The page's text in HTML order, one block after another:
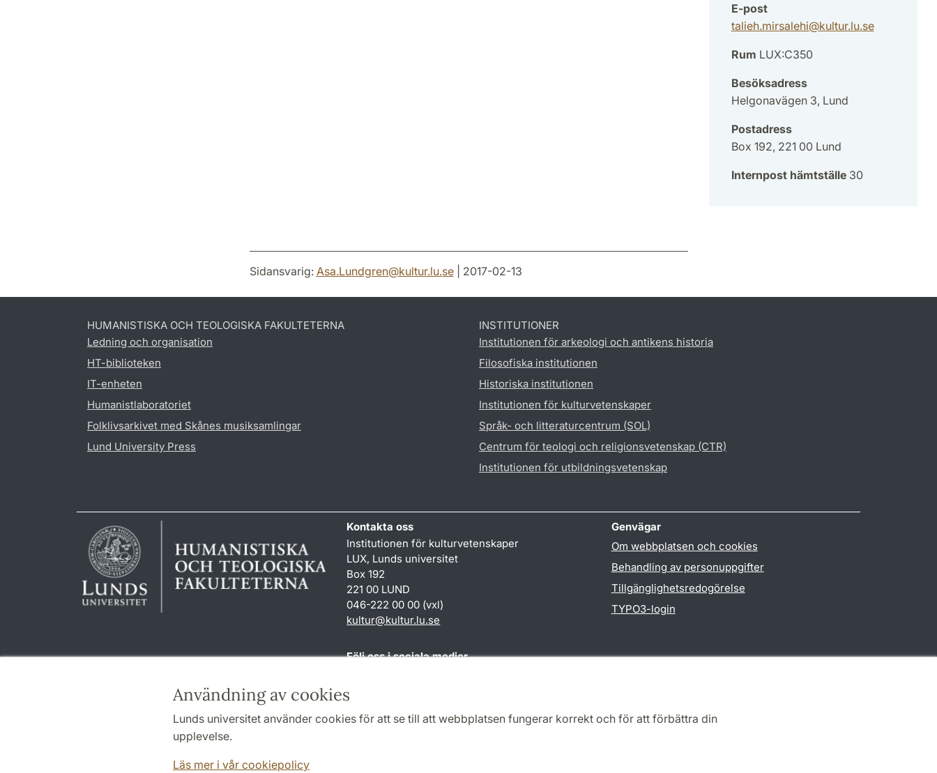
Användning av cookies
Lunds universitet använder cookies för att se till att webbplatsen fungerar korrekt och för att förbättra din
upplevelse.
Läs mer i vår cookiepolicy
E-post
talieh.mirsalehi@kultur.lu.se
Rum LUX:C350
Besöksadress
Helgonavägen 3, Lund
Postadress
Box 192, 221 00 Lund
Internpost hämtställe30
Sidansvarig: Asa.Lundgren@kultur.lu.se| 2017-02-13
HUMANISTISKA OCH TEOLOGISKA FAKULTETERNA
Ledning och organisation
HT-biblioteken
IT-enheten
Humanistlaboratoriet
Folklivsarkivet med Skånes musiksamlingar
Lund University Press
INSTITUTIONER
Institutionen för arkeologi och antikens historia
Filosofiska institutionen
Historiska institutionen
Institutionen för kulturvetenskaper
Språk- och litteraturcentrum (SOL)
Centrum för teologi och religionsvetenskap (CTR)
Institutionen för utbildningsvetenskap
Kontakta oss
Institutionen för kulturvetenskaper
LUX, Lunds universitet
Box 192
221 00 LUND
046-222 00 00 (vxl)
kultur@kultur.lu.se
Genvägar
Om webbplatsen och cookies
Behandling av personuppgifter
Tillgänglighetsredogörelse
TYPO3-login
Följ oss i sociala medier